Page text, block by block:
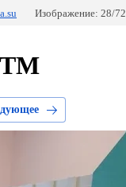
Изображение: 28/72